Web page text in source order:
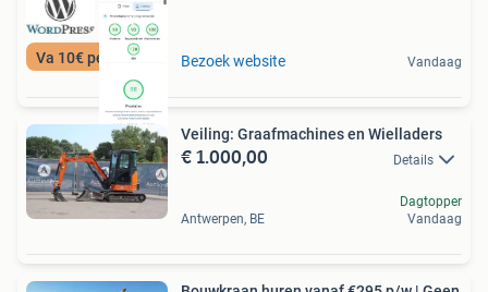
Bezoek website Vandaag
Veiling: Graafmachines en Wielladers
€ 1.000,00 Details
Antwerpen, BE
Dagtopper
Vandaag